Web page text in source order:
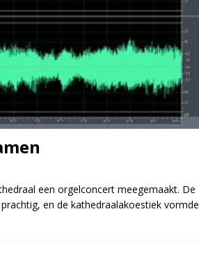
een orgelconcert meegemaakt. De
en de kathedraalakoestiek vormde